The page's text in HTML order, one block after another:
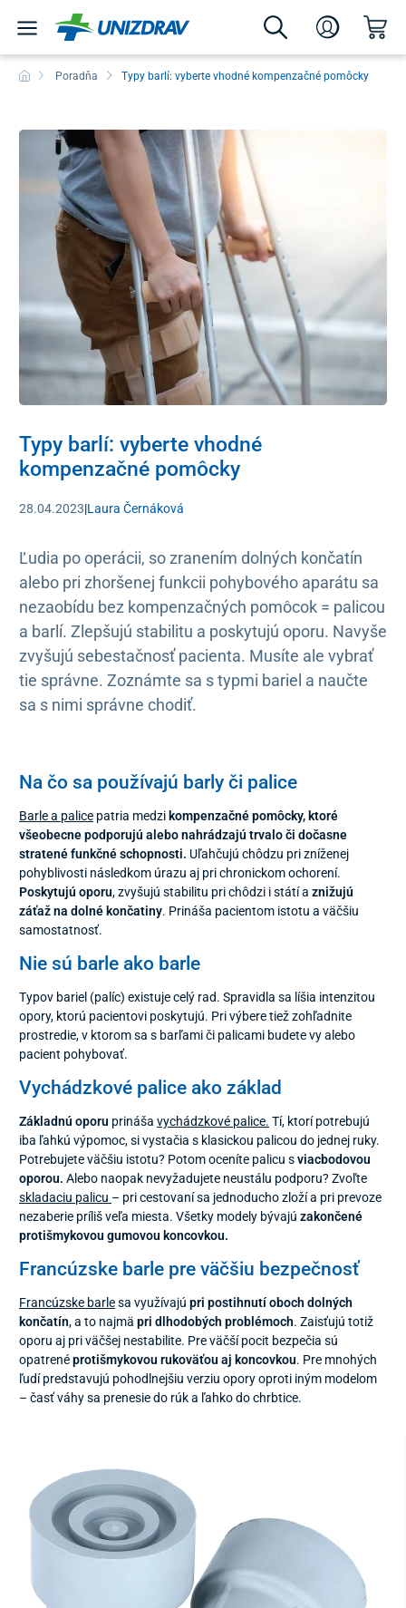
Poradňa Typy barlí: vyberte vhodné kompenzačné pomôcky
Typy barlí: vyberte vhodné
kompenzačné pomôcky
28.04.2023|Laura Černáková
Ľudia po operácii, so zranením dolných končatín
alebo pri zhoršenej funkcii pohybového aparátu sa
nezaobídu bez kompenzačných pomôcok = palicou
a barlí. Zlepšujú stabilitu a poskytujú oporu. Navyše
zvyšujú sebestačnosť pacienta. Musíte ale vybrať
tie správne. Zoznámte sa s typmi bariel a naučte
sa s nimi správne chodiť.
Na čo sa používajú barly či palice
Barle a palice patria medzi kompenzačné pomôcky, ktoré
všeobecne podporujú alebo nahrádzajú trvalo či dočasne
stratené funkčné schopnosti. Uľahčujú chôdzu pri zníženej
pohyblivosti následkom úrazu aj pri chronickom ochorení.
Poskytujú oporu, zvyšujú stabilitu pri chôdzi i státí a znižujú
záťaž na dolné končatiny. Prináša pacientom istotu a väčšiu
samostatnosť.
Nie sú barle ako barle
Typov bariel (palíc) existuje celý rad. Spravidla sa líšia intenzitou
opory, ktorú pacientovi poskytujú. Pri výbere tiež zohľadnite
prostredie, v ktorom sa s barľami či palicami budete vy alebo
pacient pohybovať.
Vychádzkové palice ako základ
Základnú oporu prináša vychádzkové palice. Tí, ktorí potrebujú
iba ľahkú výpomoc, si vystačia s klasickou palicou do jednej ruky.
Potrebujete väčšiu istotu? Potom oceníte palicu sviacbodovou
oporou. Alebo naopak nevyžadujete neustálu podporu? Zvoľte
skladaciu palicu – pri cestovaní sa jednoducho zloží a pri prevoze
nezaberie príliš veľa miesta. Všetky modely bývajú zakončené
protišmykovou gumovou koncovkou.
Francúzske barle pre väčšiu bezpečnosť
Francúzske barlesa využívajú pri postihnutí oboch dolných
končatín, a to najmä pri dlhodobých problémoch. Zaisťujú totiž
oporu aj pri väčšej nestabilite. Pre väčší pocit bezpečia sú
opatrenéprotišmykovou rukoväťou aj koncovkou. Pre mnohých
ľudí predstavujú pohodlnejšiu verziu opory oproti iným modelom
– časť váhy sa prenesie do rúk a ľahko do chrbtice.